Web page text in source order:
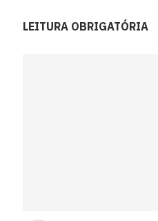
LEITURA OBRIGATÓRIA